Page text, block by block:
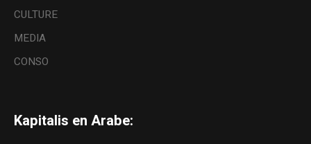
CULTURE
MEDIA
CONSO
Kapitalis en Arabe: